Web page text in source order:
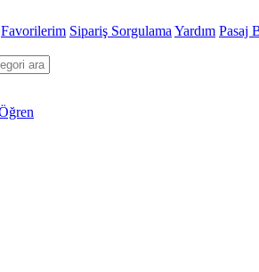
Favorilerim Sipariş Sorgulama Yardım Pasaj